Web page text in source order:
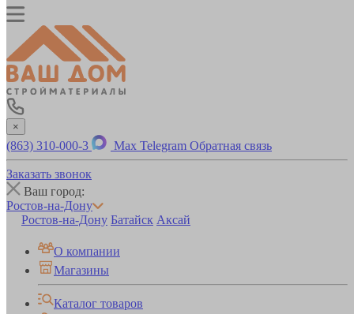
×
(863) 310-000-3 Max Telegram Обратная связь
Заказать звонок
Ваш город:
Ростов-на-Дону
Ростов-на-Дону Батайск Аксай
О компании
Магазины
Каталог товаров